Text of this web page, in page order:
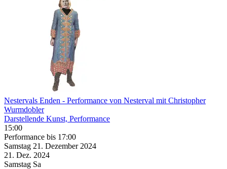
Nestervals Enden - Performance von Nesterval mit Christopher
Wurmdobler
Darstellende Kunst, Performance
15:00
Performance bis 17:00
Samstag 21. Dezember 2024
21. Dez. 2024
Samstag Sa